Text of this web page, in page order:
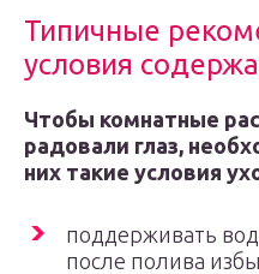
Типичные
условия
Чтобы комнатные
радовали глаз,
них такие условия
поддерживать
после полива